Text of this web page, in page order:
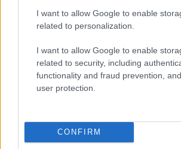
I want to allow Google to enable
related to personalization.
I want to allow Google to enable
related to security, including
functionality and fraud prevention,
user protection.
CONFIRM
των Αγίων και η μαγευτική
ανακαλύψετε